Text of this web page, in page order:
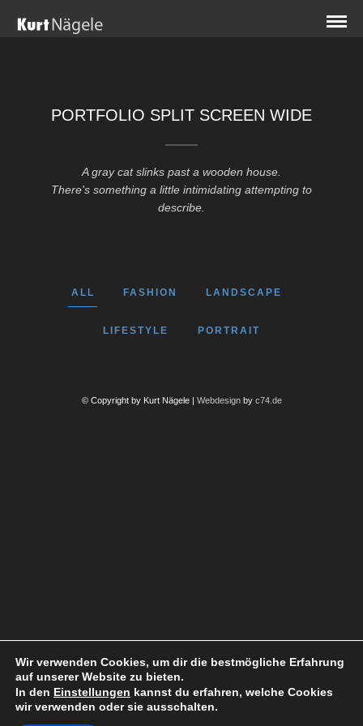
PORTFOLIO SPLIT SCREEN WIDE
A gray cat slinks past a wooden house.
There's something a little intimidating attempting to
describe.
ALL FASHION LANDSCAPE
LIFESTYLE PORTRAIT
© Copyright by Kurt Nägele | Webdesignby c74.de
Wir verwenden Cookies, um dir die bestmögliche Erfahrung
auf unserer Website zu bieten.
In den Einstellungen kannst du erfahren, welche Cookies
wir verwenden oder sie ausschalten.